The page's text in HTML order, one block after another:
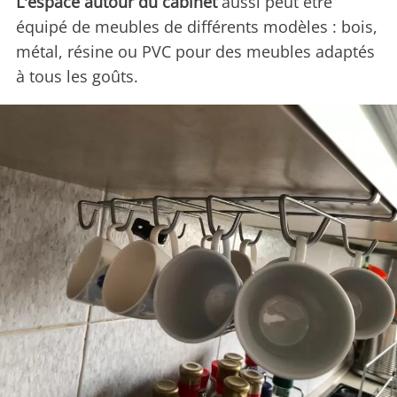
équipé de meubles de différents modèles : bois,
métal, résine ou PVC pour des meubles adaptés
à tous les goûts.